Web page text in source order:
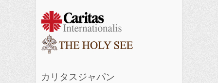
カリタスジャパン